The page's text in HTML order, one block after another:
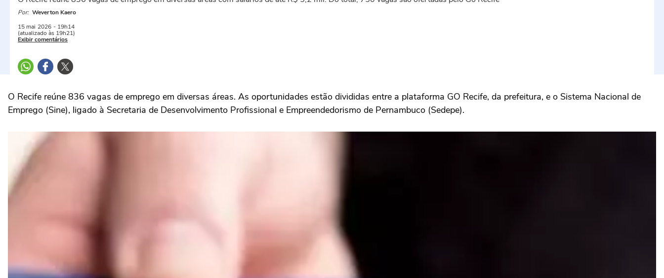
Por: Weverton Kaero
15 mai 2026 - 19h14
(atualizado às 19h21)
Exibir comentários
O Recife reúne 836 vagas de emprego em diversas áreas. As oportunidades estão divididas entre a plataforma GO Recife, da prefeitura, e o Sistema Nacional de
Emprego (Sine), ligado à Secretaria de Desenvolvimento Profissional e Empreendedorismo de Pernambuco (Sedepe).